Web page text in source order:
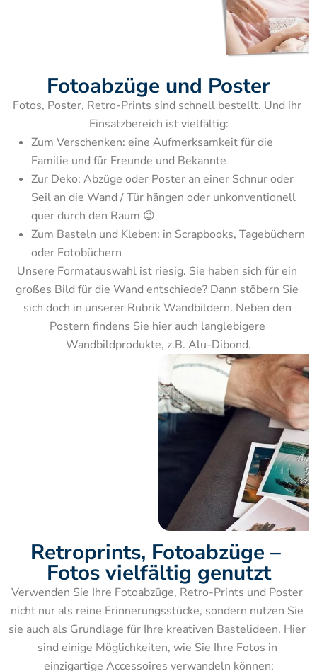
Fotoabzüge und Poster
Fotos, Poster, Retro-Prints sind schnell bestellt. Und ihr
Zum Verschenken: eine Aufmerksamkeit für die
Familie und für Freunde und Bekannte
Zur Deko: Abzüge oder Poster an einer Schnur oder
Seil an die Wand / Tür hängen oder unkonventionell
quer durch den Raum 😉
Zum Basteln und Kleben: in Scrapbooks, Tagebüchern
Unsere Formatauswahl ist riesig. Sie haben sich für ein
großes Bild für die Wand entschiede? Dann stöbern Sie
sich doch in unserer Rubrik Wandbildern. Neben den
Postern findens Sie hier auch langlebigere
Wandbildprodukte, z.B. Alu-Dibond.
Retroprints, Fotoabzüge –
Fotos vielfältig genutzt
Verwenden Sie Ihre Fotoabzüge, Retro-Prints und Poster
nicht nur als reine Erinnerungsstücke, sondern nutzen Sie
sie auch als Grundlage für Ihre kreativen Bastelideen. Hier
sind einige Möglichkeiten, wie Sie Ihre Fotos in
einzigartige Accessoires verwandeln können: